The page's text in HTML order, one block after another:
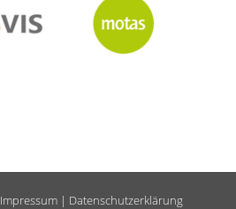
Impressum| Datenschutzerklärung